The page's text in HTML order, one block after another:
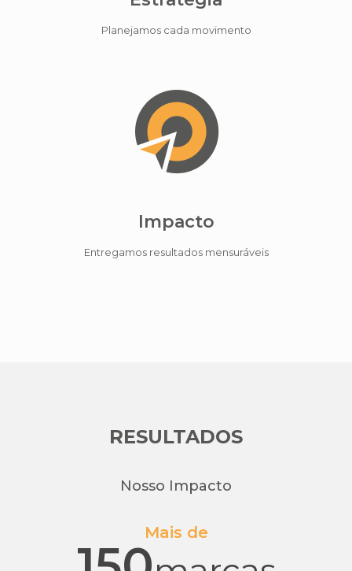
Planejamos cada movimento
Impacto
Entregamos resultados mensuráveis
RESULTADOS
Nosso Impacto
Mais de